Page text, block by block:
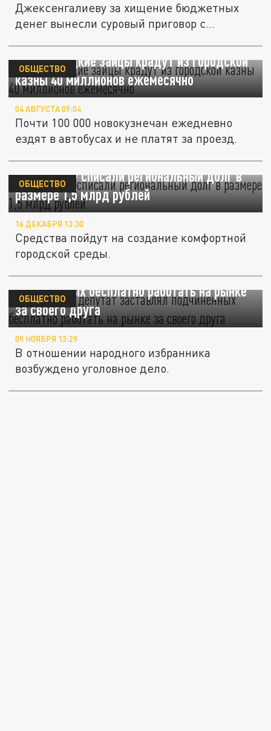
Джексенгалиеву за хищение бюджетных
денег вынесли суровый приговор с...
Новокузнецкие зайцы крадут из городской
казны 40 миллионов ежемесячно
ОБЩЕСТВО
04 АВГУСТА 09:04
Почти 100 000 новокузнечан ежедневно
ездят в автобусах и не платят за проезд.
Краснодару списали региональный долг в
размере 1,5 млрд рублей
ОБЩЕСТВО
16 ДЕКАБРЯ 13:30
Средства пойдут на создание комфортной
городской среды.
В Тихорецке депутат заставлял
подчинённых бесплатно работать на рынке
за своего друга
ОБЩЕСТВО
09 НОЯБРЯ 13:29
В отношении народного избранника
возбуждено уголовное дело.